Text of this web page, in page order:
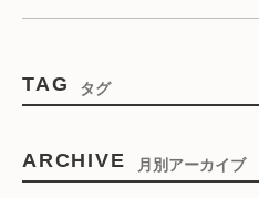
TAG タグ
ARCHIVE 月別アーカイブ